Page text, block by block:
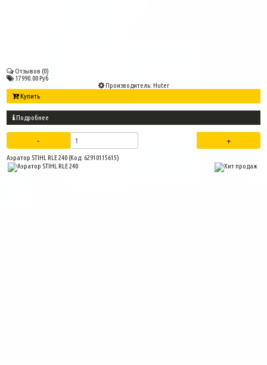
Отзывов (0)
17990.00 Руб
Производитель: Huter
Купить
Подробнее
Аэратор STIHL RLE 240 (Код: 62910115615)